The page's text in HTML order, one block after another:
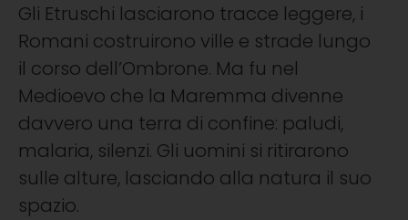
Gli Etruschi lasciarono tracce leggere, i
Romani costruirono ville e strade lungo
il corso dell’Ombrone. Ma fu nel
Medioevo che la Maremma divenne
davvero una terra di confine: paludi,
malaria, silenzi. Gli uomini si ritirarono
sulle alture, lasciando alla natura il suo
spazio.